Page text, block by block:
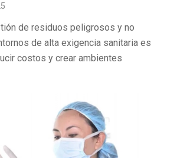
de residuos peligrosos y no
de alta exigencia sanitaria es
costos y crear ambientes